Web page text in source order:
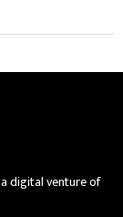
digital venture of